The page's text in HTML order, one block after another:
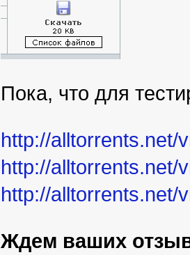
Пока, что для
http://alltorrents.net/
http://alltorrents.net/
http://alltorrents.net/
Ждем ваших